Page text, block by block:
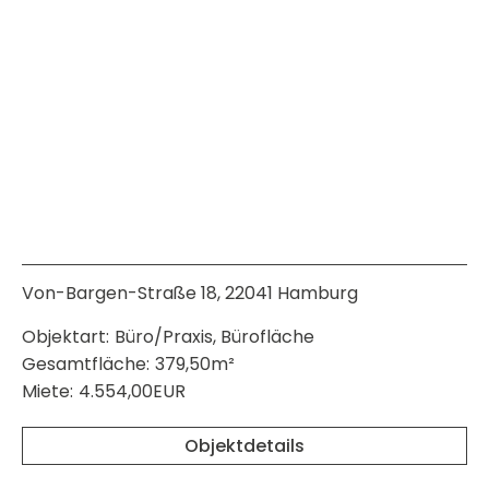
Von-Bargen-Straße 18, 22041 Hamburg
Objektart: Büro/Praxis, Bürofläche
Gesamtfläche: 379,50m²
Miete: 4.554,00EUR
Objektdetails